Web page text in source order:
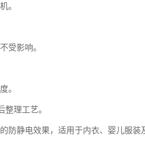
。
受影响。
。
理工艺。
防静电效果，适用于内衣、婴儿服装